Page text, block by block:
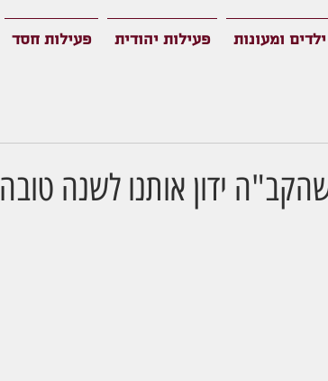
ילדים ומעונות פעילות יהודית פעילות חסד
ידון אותנו לשנה טובה